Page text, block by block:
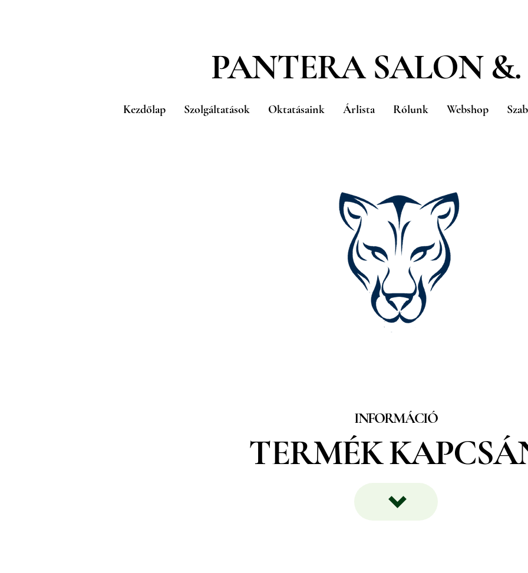
Kezdőlap Szolgáltatások Oktatásaink Árlista Rólunk Webshop
PANTERA SALON
INFORMÁCIÓ
TERMÉK